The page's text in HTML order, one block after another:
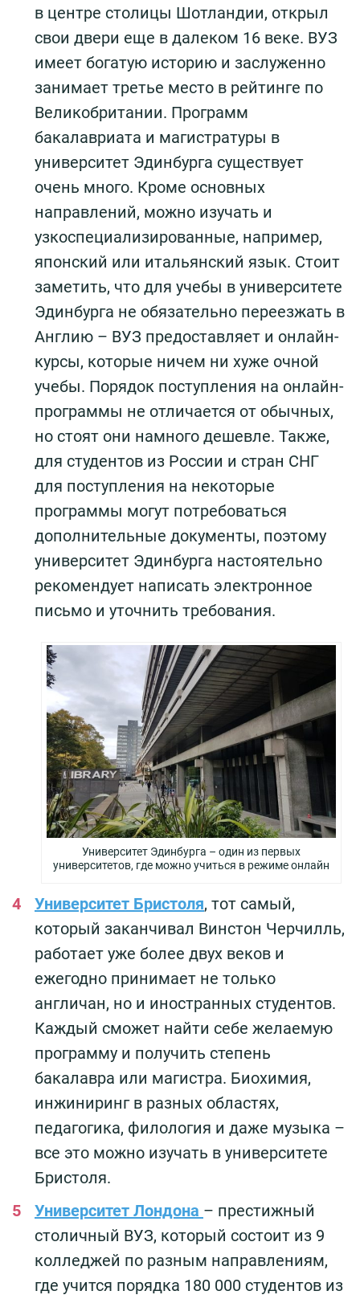
в центре столицы Шотландии, открыл
свои двери еще в далеком 16 веке. ВУЗ
имеет богатую историю и заслуженно
занимает третье место в рейтинге по
Великобритании. Программ
бакалавриата и магистратуры в
университет Эдинбурга существует
очень много. Кроме основных
направлений, можно изучать и
узкоспециализированные, например,
японский или итальянский язык. Стоит
заметить, что для учебы в университете
Эдинбурга не обязательно переезжать в
Англию – ВУЗ предоставляет и онлайн-
курсы, которые ничем ни хуже очной
учебы. Порядок поступления на онлайн-
программы не отличается от обычных,
но стоят они намного дешевле. Также,
для студентов из России и стран СНГ
для поступления на некоторые
программы могут потребоваться
дополнительные документы, поэтому
университет Эдинбурга настоятельно
рекомендует написать электронное
письмо и уточнить требования.
Университет Эдинбурга – один из первых
университетов, где можно учиться в режиме онлайн
Университет Бристоля, тот самый,
который заканчивал Винстон Черчилль,
работает уже более двух веков и
ежегодно принимает не только
англичан, но и иностранных студентов.
Каждый сможет найти себе желаемую
программу и получить степень
бакалавра или магистра. Биохимия,
инжиниринг в разных областях,
педагогика, филология и даже музыка –
все это можно изучать в университете
Бристоля.
Университет Лондона – престижный
столичный ВУЗ, который состоит из 9
колледжей по разным направлениям,
где учится порядка 180 000 студентов из